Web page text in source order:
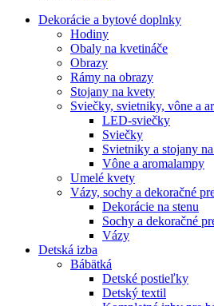
Dekorácie a bytové doplnky
Hodiny
Obaly na kvetináče
Obrazy
Rámy na obrazy
Stojany na kvety
Sviečky, svietniky, vône a
LED-sviečky
Sviečky
Svietniky a stojany
Vône a aromalampy
Umelé kvety
Vázy, sochy a dekoračné
Dekorácie na stenu
Sochy a dekoračné
Vázy
Detská izba
Bábätká
Detské postieľky
Detský textil